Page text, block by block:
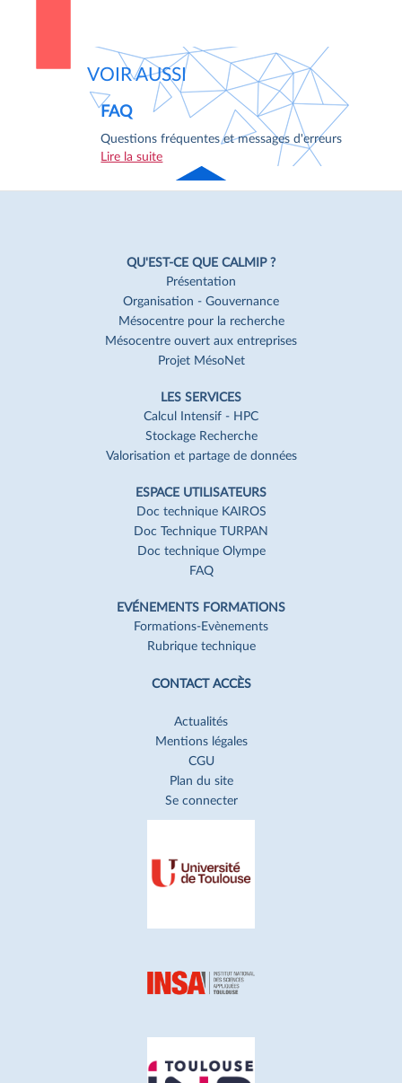
VOIR AUSSI
FAQ
Questions fréquentes et messages d'erreurs
Lire la suite
de page
QU'EST-CE QUE CALMIP ?
Présentation
Organisation - Gouvernance
Mésocentre pour la recherche
Mésocentre ouvert aux entreprises
Projet MésoNet
LES SERVICES
Calcul Intensif - HPC
Stockage Recherche
Valorisation et partage de données
ESPACE UTILISATEURS
Doc technique KAIROS
Doc Technique TURPAN
Doc technique Olympe
FAQ
EVÉNEMENTS FORMATIONS
Formations-Evènements
Rubrique technique
CONTACT ACCÈS
Actualités
Mentions légales
CGU
Plan du site
Se connecter